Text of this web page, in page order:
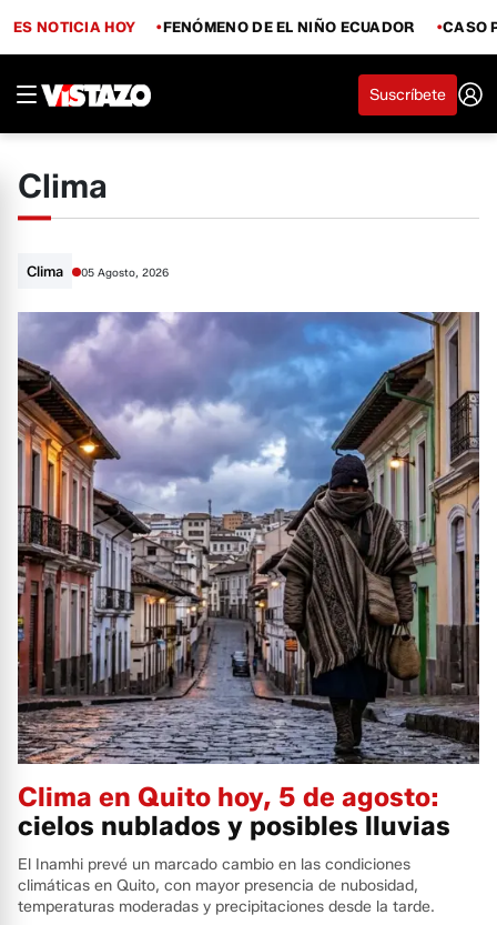
ES NOTICIA HOY FENÓMENO DE EL NIÑO ECUADOR CASO
Suscríbete
Clima
Clima 05 Agosto, 2026
Clima en Quito hoy, 5 de agosto:
cielos nublados y posibles lluvias
El Inamhi prevé un marcado cambio en las condiciones
climáticas en Quito, con mayor presencia de nubosidad,
temperaturas moderadas y precipitaciones desde la tarde.